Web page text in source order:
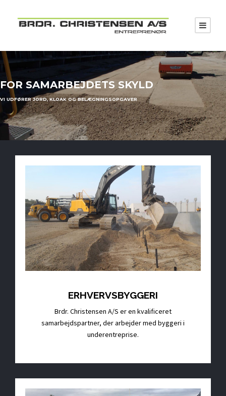
FOR SAMARBEJDETS SKYLD
VI UDFØRER JORD, KLOAK OG BELÆGNINGSOPGAVER
ERHVERVSBYGGERI
Brdr. Christensen A/S er en kvalificeret
samarbejdspartner, der arbejder med byggeri i
underentreprise.